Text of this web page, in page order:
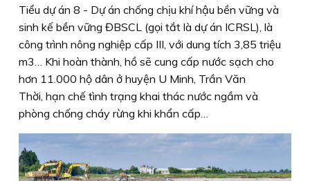
Tiểu dự án 8 - Dự án chống chịu khí hậu bền vững và
sinh kế bền vững ĐBSCL (gọi tắt là dự án ICRSL), là
công trình nông nghiệp cấp III, với dung tích 3,85 triệu
m3… Khi hoàn thành, hồ sẽ cung cấp nước sạch cho
hơn 11.000 hộ dân ở huyện U Minh, Trần Văn
Thời, hạn chế tình trạng khai thác nước ngầm và
phòng chống cháy rừng khi khẩn cấp…